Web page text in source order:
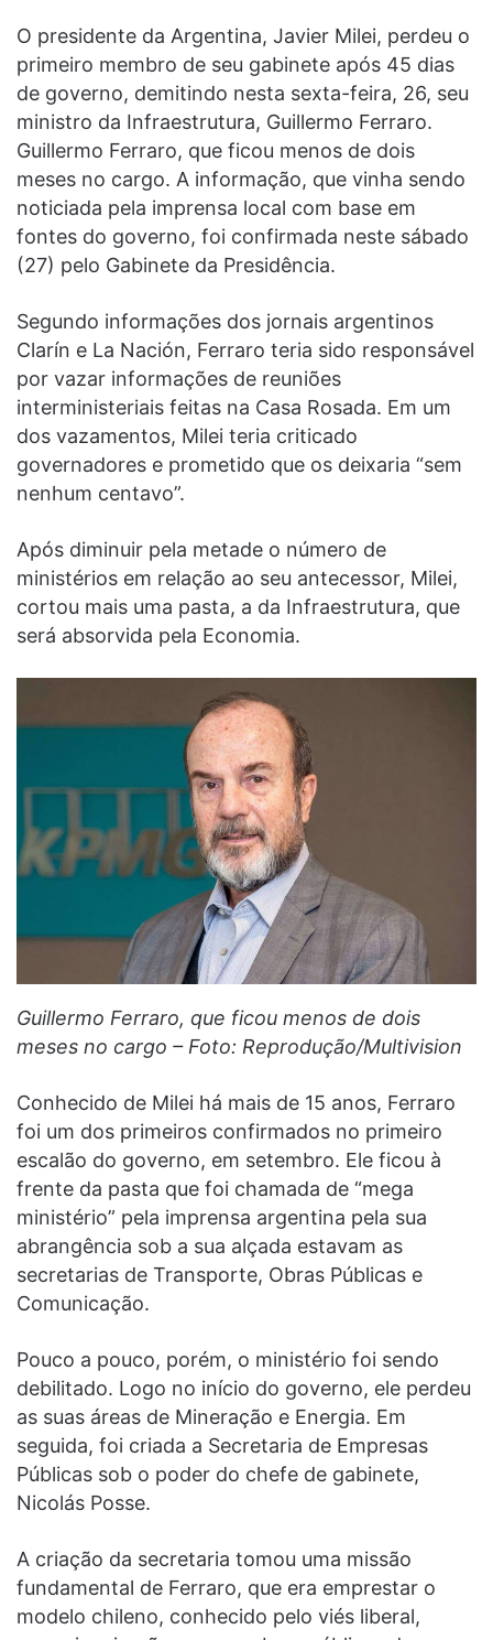
O presidente da Argentina, Javier Milei, perdeu o
primeiro membro de seu gabinete após 45 dias
de governo, demitindo nesta sexta-feira, 26, seu
ministro da Infraestrutura, Guillermo Ferraro.
Guillermo Ferraro, que ficou menos de dois
meses no cargo. A informação, que vinha sendo
noticiada pela imprensa local com base em
fontes do governo, foi confirmada neste sábado
(27) pelo Gabinete da Presidência.
Segundo informações dos jornais argentinos
Clarín e La Nación, Ferraro teria sido responsável
por vazar informações de reuniões
interministeriais feitas na Casa Rosada. Em um
dos vazamentos, Milei teria criticado
governadores e prometido que os deixaria “sem
nenhum centavo”.
Após diminuir pela metade o número de
ministérios em relação ao seu antecessor, Milei,
cortou mais uma pasta, a da Infraestrutura, que
será absorvida pela Economia.
Guillermo Ferraro, que ficou menos de dois
meses no cargo – Foto: Reprodução/Multivision
Conhecido de Milei há mais de 15 anos, Ferraro
foi um dos primeiros confirmados no primeiro
escalão do governo, em setembro. Ele ficou à
frente da pasta que foi chamada de “mega
ministério” pela imprensa argentina pela sua
abrangência sob a sua alçada estavam as
secretarias de Transporte, Obras Públicas e
Comunicação.
Pouco a pouco, porém, o ministério foi sendo
debilitado. Logo no início do governo, ele perdeu
as suas áreas de Mineração e Energia. Em
seguida, foi criada a Secretaria de Empresas
Públicas sob o poder do chefe de gabinete,
Nicolás Posse.
A criação da secretaria tomou uma missão
fundamental de Ferraro, que era emprestar o
modelo chileno, conhecido pelo viés liberal,